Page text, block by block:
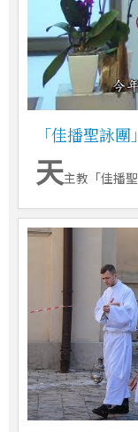
「佳播聖詠
天主教「佳播